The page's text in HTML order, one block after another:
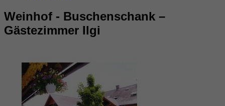
Weinhof - Buschenschank –
Gästezimmer Ilgi